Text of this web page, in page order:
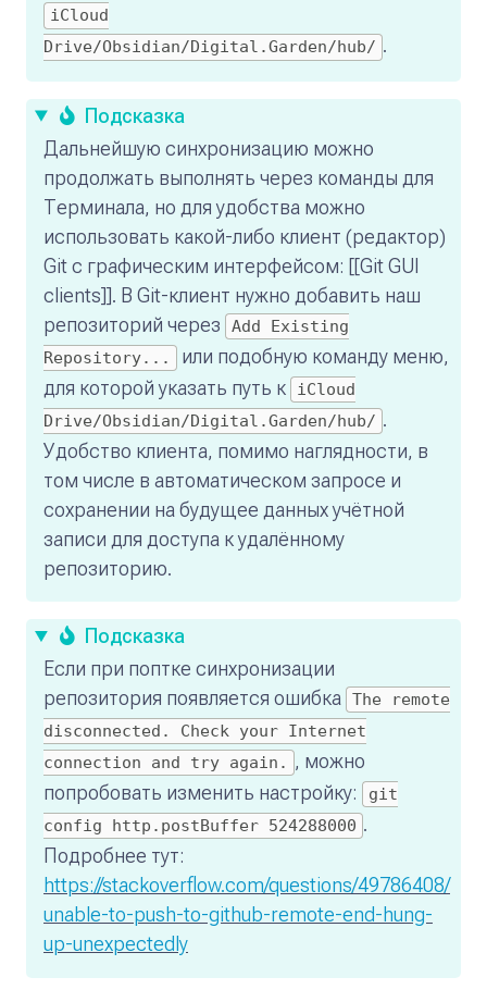
iCloud
Drive/Obsidian/Digital.Garden/hub/ .
Подсказка
Дальнейшую синхронизацию можно
продолжать выполнять через команды для
Терминала, но для удобства можно
использовать какой-либо клиент (редактор)
Git с графическим интерфейсом: [[Git GUI
clients]]. В Git-клиент нужно добавить наш
репозиторий через
Add Existing
Repository...
или подобную команду меню,
для которой указать путь к
iCloud
Drive/Obsidian/Digital.Garden/hub/ .
Удобство клиента, помимо наглядности, в
том числе в автоматическом запросе и
сохранении на будущее данных учётной
записи для доступа к удалённому
репозиторию.
Подсказка
Если при поптке синхронизации
репозитория появляется ошибка
The remote
disconnected. Check your Internet
connection and try again. , можно
попробовать изменить настройку:
git
config http.postBuffer 524288000 .
Подробнее тут:
https://stackoverflow.com/questions/49786408/
unable-to-push-to-github-remote-end-hung-
up-unexpectedly